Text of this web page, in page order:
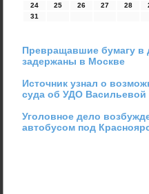
24
25 26 27 28
31
Превращавшие бумагу
задержаны в Москве
Источник узнал о
суда об УДО Васильевой
Уголовное дело
автобусом под